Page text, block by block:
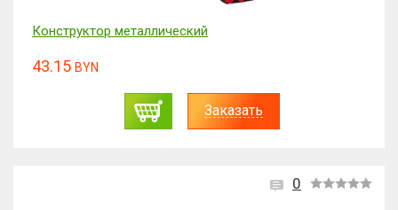
Конструктор металлический
43.15 BYN
Заказать
0